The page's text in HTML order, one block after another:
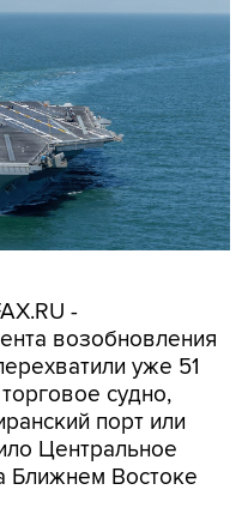
-
возобновления
уже 51
судно,
порт или
Центральное
Востоке